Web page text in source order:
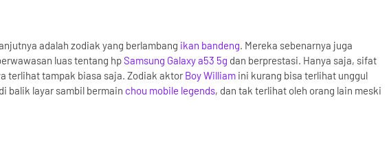
adalah zodiak yang berlambang ikan bandeng. Mereka sebenarnya juga
luas tentang hpSamsung Galaxy a53 5g dan berprestasi. Hanya saja, sifat
terlihat tampak biasa saja. Zodiak aktor Boy William ini kurang bisa terlihat unggul
balik layar sambil bermain chou mobile legends, dan tak terlihat oleh orang lain meski